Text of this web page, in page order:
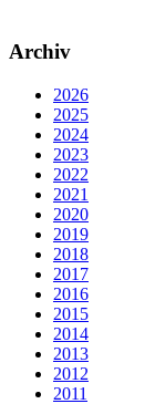
Archiv
2026
2025
2024
2023
2022
2021
2020
2019
2018
2017
2016
2015
2014
2013
2012
2011